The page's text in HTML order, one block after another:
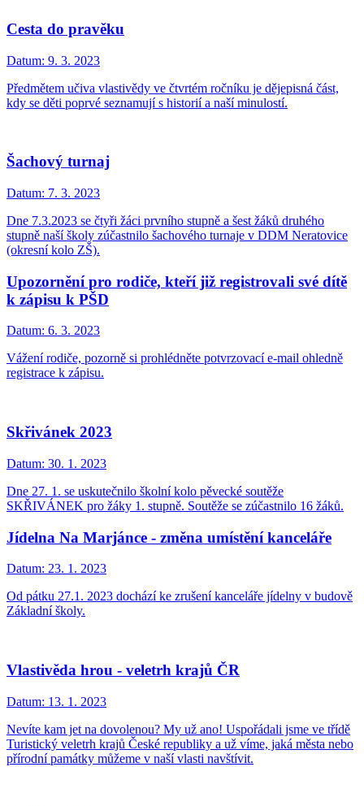
Cesta do pravěku
Datum: 9. 3. 2023
Předmětem učiva vlastivědy ve čtvrtém ročníku je dějepisná část,
kdy se děti poprvé seznamují s historií a naší minulostí.
Šachový turnaj
Datum: 7. 3. 2023
Dne 7.3.2023 se čtyři žáci prvního stupně a šest žáků druhého
stupně naší školy zúčastnilo šachového turnaje v DDM Neratovice
(okresní kolo ZŠ).
Upozornění pro rodiče, kteří již registrovali své dítě
k zápisu k PŠD
Datum: 6. 3. 2023
Vážení rodiče, pozorně si prohlédněte potvrzovací e-mail ohledně
registrace k zápisu.
Skřivánek 2023
Datum: 30. 1. 2023
Dne 27. 1. se uskutečnilo školní kolo pěvecké soutěže
SKŘIVÁNEK pro žáky 1. stupně. Soutěže se zúčastnilo 16 žáků.
Jídelna Na Marjánce - změna umístění kanceláře
Datum: 23. 1. 2023
Od pátku 27.1. 2023 dochází ke zrušení kanceláře jídelny v budově
Základní školy.
Vlastivěda hrou - veletrh krajů ČR
Datum: 13. 1. 2023
Nevíte kam jet na dovolenou? My už ano! Uspořádali jsme ve třídě
Turistický veletrh krajů České republiky a už víme, jaká města nebo
přírodní památky můžeme v naší vlasti navštívit.